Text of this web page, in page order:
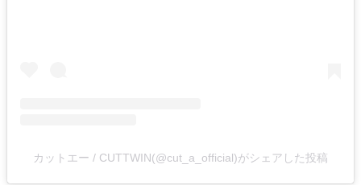
カットエー / CUTTWIN(@cut_a_official)がシェアした投稿